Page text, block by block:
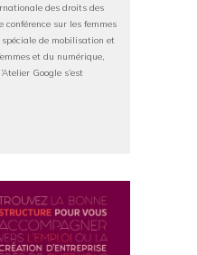
des droits des
conférence sur les femmes
de mobilisation et
et du numérique,
Google s’est